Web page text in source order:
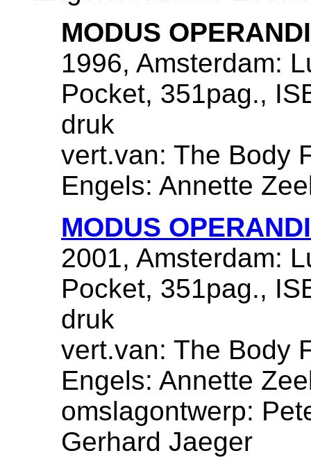
MODUS OPERANDI
1996, Amsterdam:
Pocket, 351pag.,
druk
vert.van: The Body
Engels: Annette
MODUS OPERANDI
2001, Amsterdam:
Pocket, 351pag.,
druk
vert.van: The Body
Engels: Annette
omslagontwerp:
Gerhard Jaeger